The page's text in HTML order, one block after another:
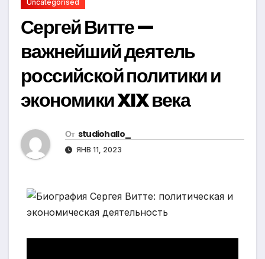
Uncategorised
Сергей Витте —
важнейший деятель
российской политики и
экономики XIX века
От studiohallo_
ЯНВ 11, 2023